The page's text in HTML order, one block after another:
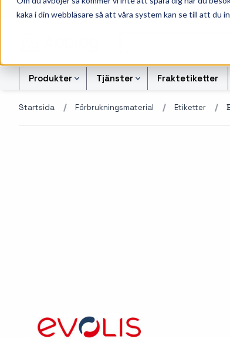
kaka i din webbläsare så att våra system kan se till att du
Produkter Tjänster Fraktetiketter
Startsida Förbrukningsmaterial Etiketter